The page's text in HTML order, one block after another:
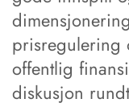
prisregulering
offentlig
diskusjon